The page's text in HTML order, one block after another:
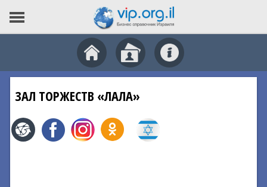
ЗАЛ ТОРЖЕСТВ «ЛАЛА»